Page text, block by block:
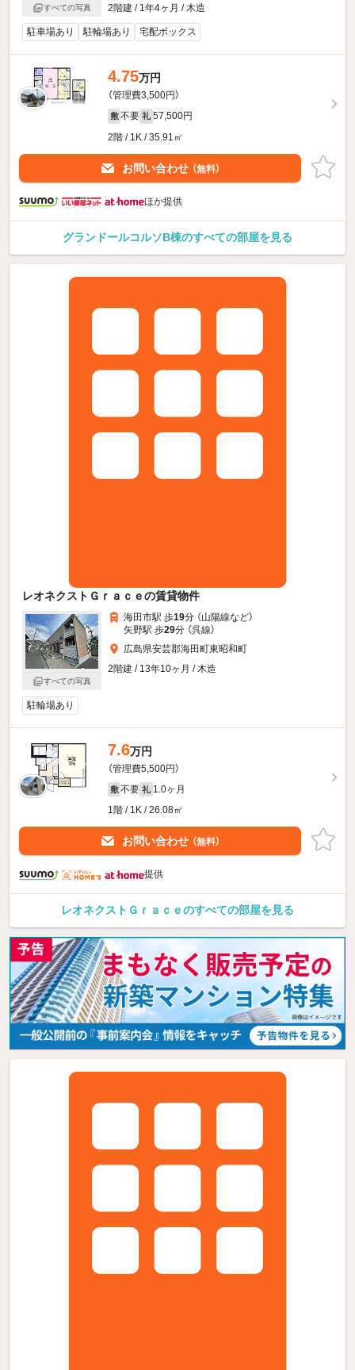
すべての写真
2階建 / 1年4ヶ月 / 木造
駐車場あり 駐輪場あり 宅配ボックス
4.75万円
（管理費3,500円）
敷 不要 礼 57,500円
2階 / 1K / 35.91㎡
お問い合わせ （無料）
ほか提供
グランドールコルソB棟のすべての部屋を見る
レオネクストＧｒａｃｅの賃貸物件
すべての写真
海田市駅 歩19分 （山陽線など）
矢野駅 歩29分 （呉線）
広島県安芸郡海田町東昭和町
2階建 / 13年10ヶ月 / 木造
駐輪場あり
7.6万円
（管理費5,500円）
敷 不要 礼 1.0ヶ月
1階 / 1K / 26.08㎡
お問い合わせ （無料）
提供
レオネクストＧｒａｃｅのすべての部屋を見る